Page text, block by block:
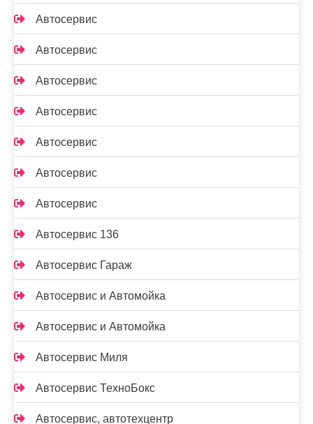
Автосервис
Автосервис
Автосервис
Автосервис
Автосервис
Автосервис
Автосервис
Автосервис 136
Автосервис Гараж
Автосервис и Автомойка
Автосервис и Автомойка
Автосервис Миля
Автосервис ТехноБокс
Автосервис, автотехцентр